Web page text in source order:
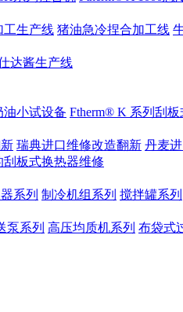
工生产线 猪油急冷捏合加工线
达酱生产线
油小试设备 Ftherm® K 系列刮板
瑞典进口维修改造翻新 丹麦
刮板式换热器维修
系列 制冷机组系列 搅拌罐系列
泵系列 高压均质机系列 布袋式